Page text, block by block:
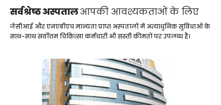
सर्वश्रेष्ठ अस्पतालआपकी आवश्यकताओं के लिए
जेसीआई और एनएबीएच मान्यता प्राप्त अस्पतालों में अत्याधुनिक सुविधाओं के
साथ-साथ सर्वोत्तम चिकित्सा कर्मचारी भी सस्ती कीमतों पर उपलब्ध हैं।